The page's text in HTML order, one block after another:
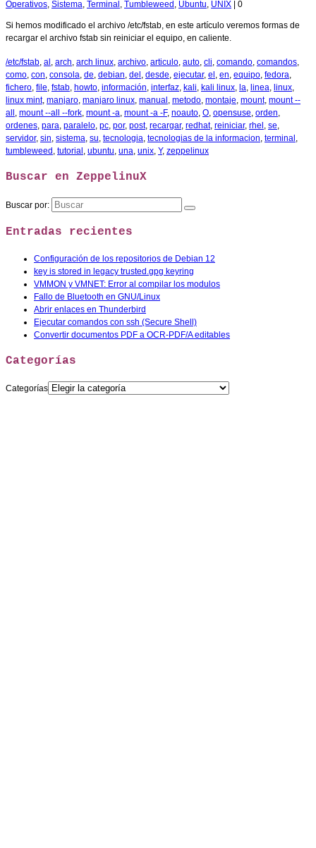
Operativos, Sistema, Terminal , Tumbleweed , Ubuntu, UNIX 0
Si hemos modificado el archivo /etc/fstab, en este artículo veremos formas de
recargar el archivo fstab sin reiniciar el equipo, en caliente.
/etc/fstab, al , arch, arch linux, archivo, articulo, auto, cli, comando, comandos,
como, con, consola, de, debian, del , desde, ejecutar, el , en, equipo, fedora,
fichero, file, fstab, howto, información, interfaz, kali, kali linux, la, linea, linux,
linux mint, manjaro, manjaro linux, manual , metodo, montaje, mount, mount --
all , mount --all --fork, mount -a, mount -a -F, noauto, O, opensuse, orden,
ordenes, para, paralelo, pc, por, post, recargar, redhat, reiniciar, rhel , se,
servidor, sin, sistema, su, tecnologia, tecnologias de la informacion, terminal ,
tumbleweed , tutorial , ubuntu, una, unix, Y, zeppelinux
Buscar en ZeppelinuX
Buscar por:
Entradas recientes
Configuración de los repositorios de Debian 12
key is stored in legacy trusted.gpg keyring
VMMON y VMNET: Error al compilar los modulos
Fallo de Bluetooth en GNU/Linux
Abrir enlaces en Thunderbird
Ejecutar comandos con ssh (Secure Shell)
Convertir documentos PDF a OCR-PDF/A editables
Categorías
Categorías